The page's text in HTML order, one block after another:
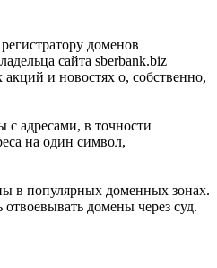
доменов
сайта sberbank.biz
и новостях о, собственно,
адресами, в точности
на один символ,
в популярных доменных зонах.
домены через суд.